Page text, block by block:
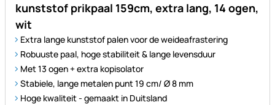
kunststof prikpaal 159cm, extra lang, 14 ogen,
wit
Extra lange kunststof palen voor de weideafrastering
Robuuste paal, hoge stabiliteit & lange levensduur
Met 13 ogen + extra kopisolator
Stabiele, lange metalen punt 19 cm/ Ø 8 mm
Hoge kwaliteit - gemaakt in Duitsland